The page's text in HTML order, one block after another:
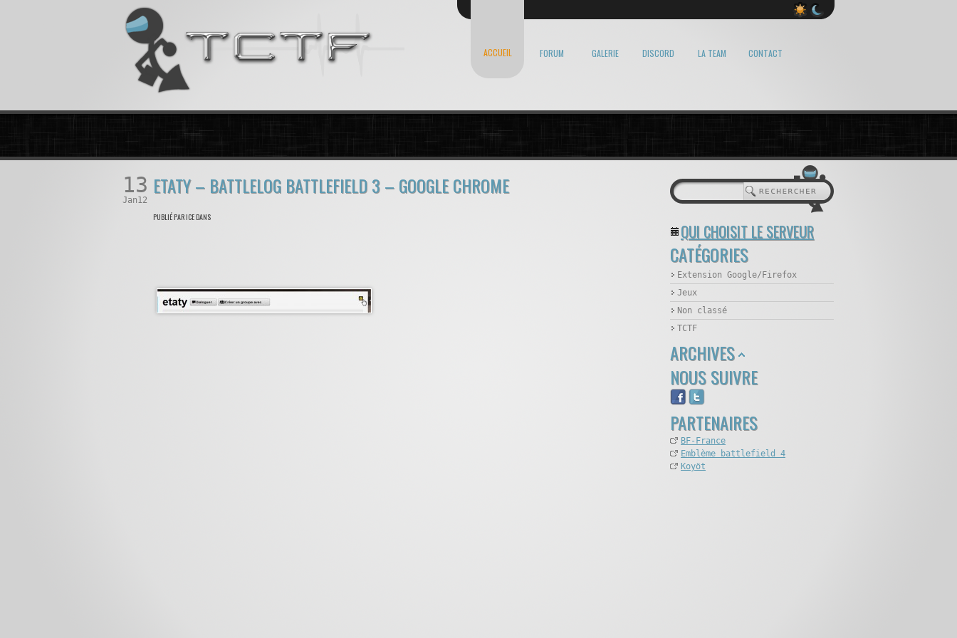
ACCUEIL FORUM GALERIE DISCORD LA TEAM CONTACT
13
Jan12
ETATY – BATTLELOG BATTLEFIELD 3 – GOOGLE CHROME
PUBLIÉ PAR ICE DANS
QUI CHOISIT LE SERVEUR
CATÉGORIES
Extension Google/Firefox
Jeux
Non classé
TCTF
ARCHIVES
NOUS SUIVRE
PARTENAIRES
BF-France
Emblème battlefield 4
Koyöt